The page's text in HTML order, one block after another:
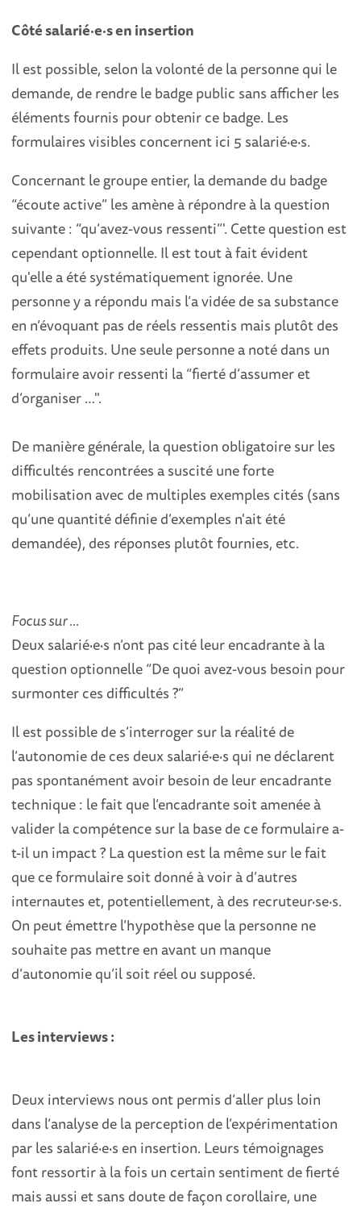
Côté salarié·e·s en insertion
Ilest possible, selon la volonté de la personne qui le
demande, de rendre le badge public sans afficher les
éléments fournis pour obtenir ce badge. Les
formulaires visibles concernent ici 5 salarié·e·s.
Concernant le groupe entier, la demande du badge
“écoute active” les amène à répondre à la question
suivante : “qu’avez-vous ressenti”'. Cette question est
cependant optionnelle. Il est tout à fait évident
qu'elle a été systématiquement ignorée. Une
personne y a répondu mais l’a vidée de sa substance
en n’évoquant pas de réels ressentis mais plutôt des
effets produits. Une seule personne a noté dans un
formulaire avoir ressenti la “fierté d’assumer et
d’organiser …".
De manière générale, la question obligatoire sur les
difficultés rencontrées a suscité une forte
mobilisation avec de multiples exemples cités (sans
qu’une quantité définie d’exemples n'ait été
demandée), des réponses plutôt fournies, etc.
Focus sur …
Deux salarié·e·s n’ont pas cité leur encadrante à la
question optionnelle “De quoi avez-vous besoin pour
surmonter ces difficultés ?”
Il est possible de s’interroger sur la réalité de
l’autonomie de ces deux salarié·e·s qui ne déclarent
pas spontanément avoir besoin de leur encadrante
technique : le fait que l’encadrante soit amenée à
valider la compétence sur la base de ce formulaire a-
t-il un impact ? La question est la même sur le fait
que ce formulaire soit donné à voir à d’autres
internautes et, potentiellement, à des recruteur·se·s.
On peut émettre l’hypothèse que la personne ne
souhaite pas mettre en avant un manque
d’autonomie qu’il soit réel ou supposé.
Les interviews :
Deux interviews nous ont permis d’aller plus loin
dans l’analyse de la perception de l’expérimentation
par les salarié·e·s en insertion. Leurs témoignages
font ressortir à la fois un certain sentiment de fierté
mais aussi et sans doute de façon corollaire, une